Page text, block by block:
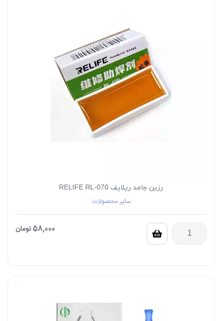
رزین جامد ریلایف RELIFE RL-070
سایر محصولات
58,000تومان